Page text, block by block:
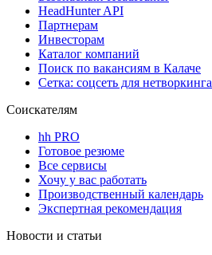
HeadHunter API
Партнерам
Инвесторам
Каталог компаний
Поиск по вакансиям в Калаче
Сетка: соцсеть для нетворкинга
Соискателям
hh PRO
Готовое резюме
Все сервисы
Хочу у вас работать
Производственный календарь
Экспертная рекомендация
Новости и статьи